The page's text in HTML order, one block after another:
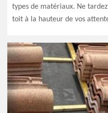
types de matériaux. Ne
toit à la hauteur de vos